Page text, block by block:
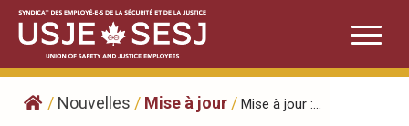
Skip
content
/ Nouvelles / Mise à jour / Mise à jour :...